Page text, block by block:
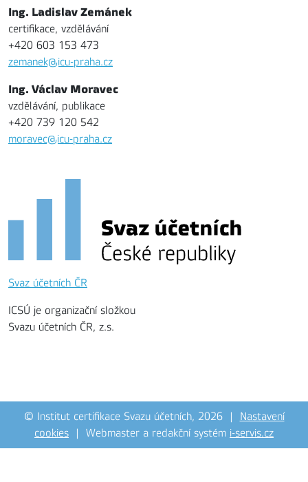
Ing. Ladislav Zemánek
certifikace, vzdělávání
+420 603 153 473
zemanek@icu-praha.cz
Ing. Václav Moravec
vzdělávání, publikace
+420 739 120 542
moravec@icu-praha.cz
Svaz účetních ČR
ICSÚ je organizační složkou
Svazu účetních ČR, z.s.
© Institut certifikace Svazu účetních, 2026 | Nastavení
cookies | Webmaster a redakční systém i-servis.cz